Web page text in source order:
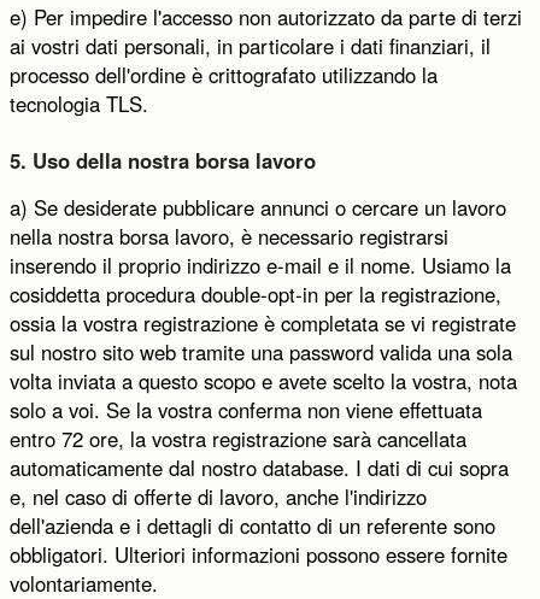
e) Per impedire l'accesso non autorizzato da parte di terzi
ai vostri dati personali, in particolare i dati finanziari, il
processo dell'ordine è crittografato utilizzando la
tecnologia TLS.
5. Uso della nostra borsa lavoro
a) Se desiderate pubblicare annunci o cercare un lavoro
nella nostra borsa lavoro, è necessario registrarsi
inserendo il proprio indirizzo e-mail e il nome. Usiamo la
cosiddetta procedura double-opt-in per la registrazione,
ossia la vostra registrazione è completata se vi registrate
sul nostro sito web tramite una password valida una sola
volta inviata a questo scopo e avete scelto la vostra, nota
solo a voi. Se la vostra conferma non viene effettuata
entro 72 ore, la vostra registrazione sarà cancellata
automaticamente dal nostro database. I dati di cui sopra
e, nel caso di offerte di lavoro, anche l'indirizzo
dell'azienda e i dettagli di contatto di un referente sono
obbligatori. Ulteriori informazioni possono essere fornite
volontariamente.